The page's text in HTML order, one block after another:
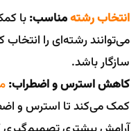
انتخاب رشتهمناسب:با
می‌توانند رشته‌ای را انتخاب
سازگار باشد.
کاهش استرس و اضطراب:
کمک می‌کند تا استرس و